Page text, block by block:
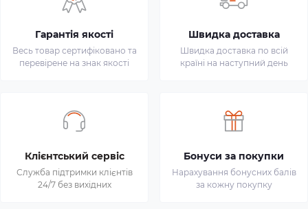
Гарантія якості
Весь товар сертифіковано та
перевірене на знак якості
Швидка доставка
Швидка доставка по всій
країні на наступний день
Клієнтський сервіс
Служба підтримки клієнтів
24/7 без вихідних
Бонуси за покупки
Нарахування бонусних балів
за кожну покупку